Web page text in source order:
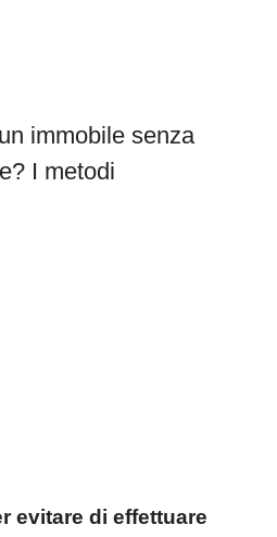
immobile senza
I metodi
evitare di effettuare